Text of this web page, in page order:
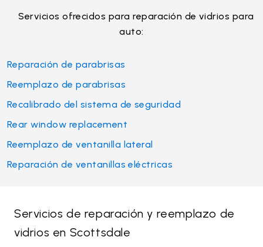
Servicios ofrecidos para reparación de vidrios para
auto:
Reparación de parabrisas
Reemplazo de parabrisas
Recalibrado del sistema de seguridad
Rear window replacement
Reemplazo de ventanilla lateral
Reparación de ventanillas eléctricas
Servicios de reparación y reemplazo de
vidrios en Scottsdale